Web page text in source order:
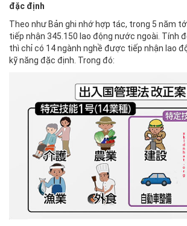
đặc định
Theo như Bản ghi nhớ hợp tác, trong 5 năm
tiếp nhận 345.150 lao động nước ngoài. Tính
thì chỉ có 14 ngành nghề được tiếp nhận lao
kỹ năng đặc định. Trong đó: